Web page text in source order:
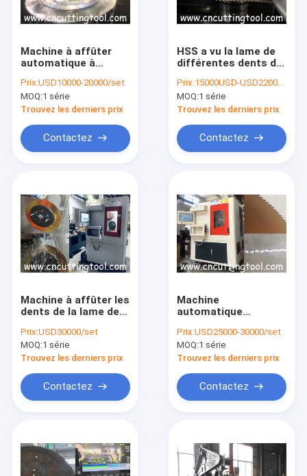
Visite d'usine
Demande de soumission
Lames de scie à chaud
Le CTT scie la lame
Scie froide volante
Lame de scies affilant la machine
Machines pour le durcissement de lames de scie
Machines de traction à lame de scie
Plaque de découpe sous pression
Machine à affûter
automatique à
le meulage des dents
de la lame de scie
Prix:USD10000-20000/set
MOQ:1 série
Trouvez les derniers prix
Contactez
HSS a vu la lame de
différentes dents de
machine de meulage
de contrôle CNC
Prix:15000USD-USD22000/set
MOQ:1 série
Trouvez les derniers prix
Contactez
Machine à affûter les
dents de la lame de
broyage précis à 4
axes
Prix:USD30000/set
MOQ:1 série
Trouvez les derniers prix
Contactez
Machine
automatique
meulage de qualité
de la lame de scie
HSS
Prix:USD25000-30000/set
MOQ:1 série
Trouvez les derniers prix
Contactez